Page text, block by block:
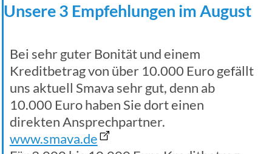
Unsere 3 Empfehlungen im August
Bei sehr guter Bonität und einem
Kreditbetrag von über 10.000 Euro gefällt
uns aktuell Smava sehr gut, denn ab
10.000 Euro haben Sie dort einen
direkten Ansprechpartner.
www.smava.de